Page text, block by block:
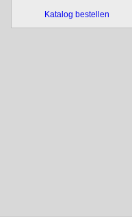
Katalog bestellen